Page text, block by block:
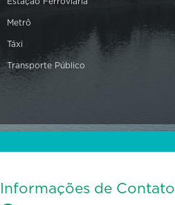
Metrô
Táxi
Transporte Público
Informações de Contato